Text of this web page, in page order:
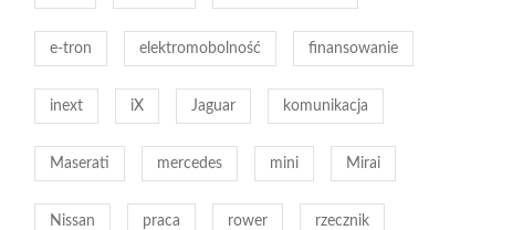
e-tron elektromobolność finansowanie
inext iX Jaguar komunikacja
Maserati mercedes mini Mirai
Nissan praca rower rzecznik